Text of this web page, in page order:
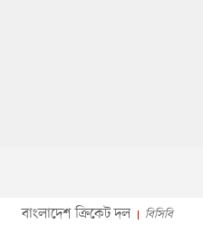
বাংলাদেশ ক্রিকেট দল বিসিবি